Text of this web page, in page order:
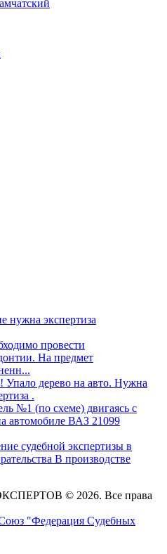
нужна экспертиза
провести
На предмет
Упало дерево на авто. Нужна
.
№1 (по схеме) двигаясь с
автомобиле ВАЗ 21099
судебной экспертизы в
В производстве
© 2026. Все права
"Федерация Судебных